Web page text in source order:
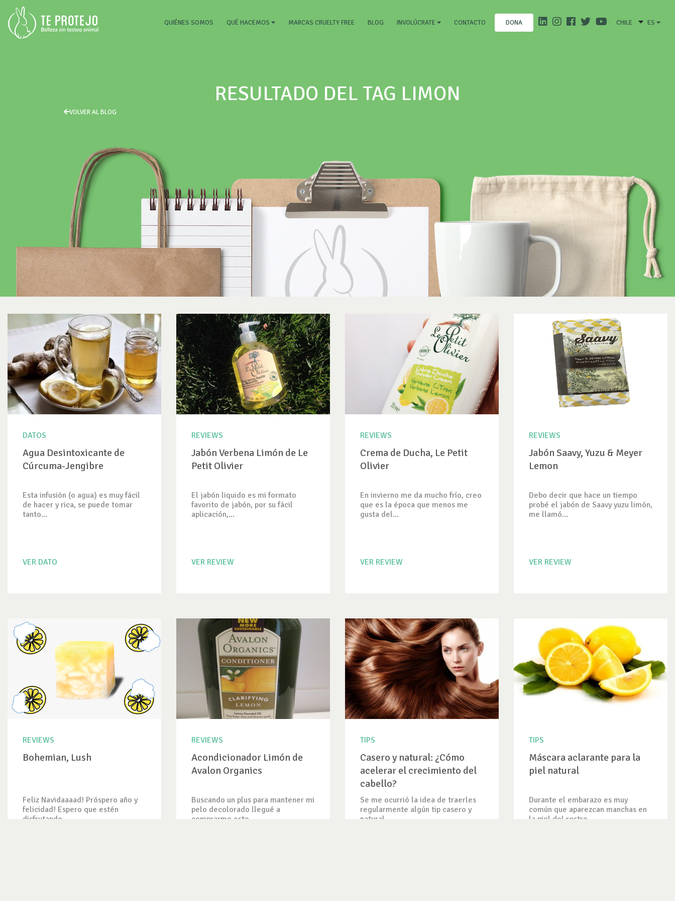
QUIÉNES SOMOS (CURRENT)
QUÉ HACEMOS MARCAS CRUELTY FREE BLOG INVOLÚCRATE CONTACTO DONA CHILE ES
RESULTADO DEL TAG LIMON
VOLVER AL BLOG
DATOS
Agua Desintoxicante de
Cúrcuma-Jengibre
Esta infusión (o agua) es muy fácil
de hacer y rica, se puede tomar
tanto...
VER DATO
REVIEWS
Jabón Verbena Limón de Le
Petit Olivier
El jabón liquido es mi formato
favorito de jabón, por su fácil
aplicación,...
VER REVIEW
REVIEWS
Crema de Ducha, Le Petit
Olivier
En invierno me da mucho frío, creo
que es la época que menos me
gusta del...
VER REVIEW
REVIEWS
Jabón Saavy, Yuzu & Meyer
Lemon
Debo decir que hace un tiempo
probé el jabón de Saavy yuzu limón,
me llamó...
VER REVIEW
REVIEWS
Bohemian, Lush
Feliz Navidaaaad! Próspero año y
felicidad! Espero que estén
disfrutando...
REVIEWS
Acondicionador Limón de
Avalon Organics
Buscando un plus para mantener mi
pelo decolorado llegué a
comprarme este...
TIPS
Casero y natural: ¿Cómo
acelerar el crecimiento del
cabello?
Se me ocurrió la idea de traerles
regularmente algún tip casero y
natural,...
TIPS
Máscara aclarante para la
piel natural
Durante el embarazo es muy
común que aparezcan manchas en
la piel del rostro....